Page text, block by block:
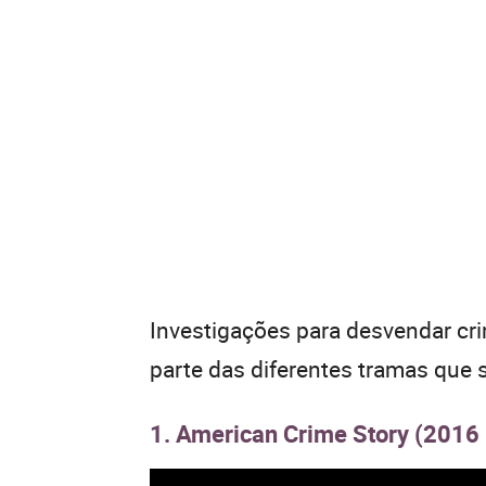
Investigações para desvendar
parte das diferentes tramas que
1. American Crime Story